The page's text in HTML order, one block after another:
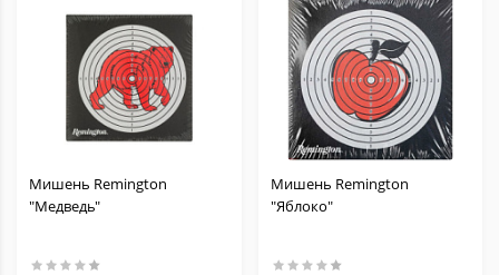
Мишень Remington
"Медведь"
Мишень Remington
"Яблоко"